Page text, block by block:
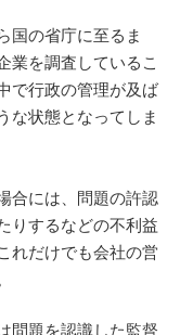
国の省庁に至るま
業を調査しているこ
で行政の管理が及ば
な状態となってしま
合には、問題の許認
りするなどの不利益
れだけでも会社の営
問題を認識した監督